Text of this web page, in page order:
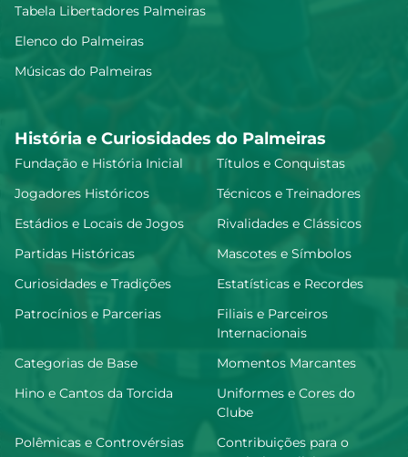
Tabela Libertadores Palmeiras
Elenco do Palmeiras
Músicas do Palmeiras
História e Curiosidades do Palmeiras
Fundação e História Inicial
Títulos e Conquistas
Jogadores Históricos
Técnicos e Treinadores
Estádios e Locais de Jogos
Rivalidades e Clássicos
Partidas Históricas
Mascotes e Símbolos
Curiosidades e Tradições
Estatísticas e Recordes
Patrocínios e Parcerias
Filiais e Parceiros
Internacionais
Categorias de Base
Momentos Marcantes
Hino e Cantos da Torcida
Uniformes e Cores do
Clube
Polêmicas e Controvérsias
Contribuições para o